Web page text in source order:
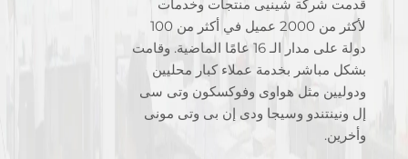
قدمت شركة شينيى منتجات وخدمات
لأكثر من 2000 عميل في أكثر من 100
دولة على مدار الـ 16 عامًا الماضية. وقامت
بشكل مباشر بخدمة عملاء كبار محليين
ودوليين مثل هواوى وفوكسكون وتى سى
إل ونينتندو وسيجا ودى إن بى وتى مونى
وأخرين.